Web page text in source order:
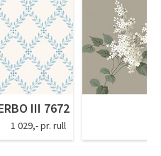
III 7672
1 029,- pr. rull